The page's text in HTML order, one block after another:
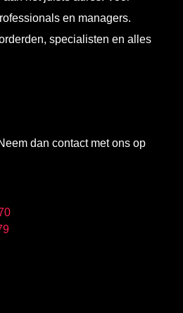
dan contact met ons op
en managers.
specialisten en alles